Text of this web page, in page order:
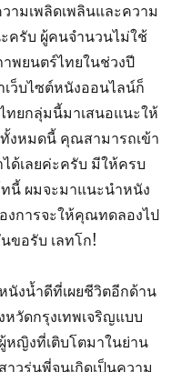
มเพลิดเพลินและความ
ครับ ผู้คนจำนวนไม่ใช้
พยนตร์ไทยในช่วงปี
เว็บไซต์หนังออนไลน์ก็
ทยกลุ่มนี้มาเสนอแนะให้
งหมดนี้ คุณสามารถเข้า
ด้เลยค่ะครับ มีให้ครบ
นี้ ผมจะมาแนะนำหนัง
งการจะให้คุณทดลองไป
ขอรับ เลทโก!
นังน้ำดีที่เผยชีวิตอีกด้าน
หวัดกรุงเทพเจริญแบบ
หญิงที่เติบโตมาในย่าน
าวรุ่นพี่จนเกิดเป็นความ